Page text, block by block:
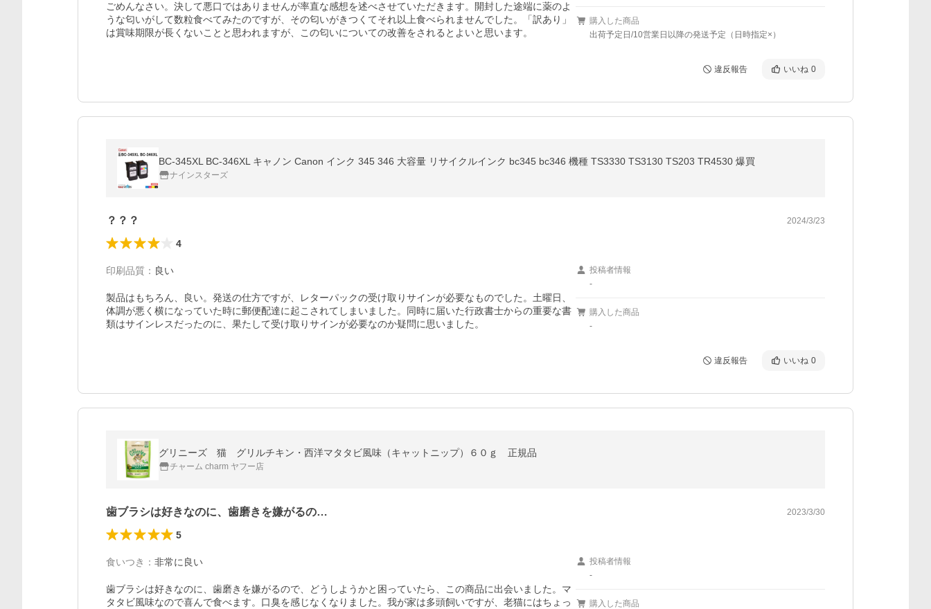
ごめんなさい。決して悪口ではありませんが率直な感想を述べさせていただきます。開封した途端に薬のよ
うな匂いがして数粒食べてみたのですが、その匂いがきつくてそれ以上食べられませんでした。「訳あり」
は賞味期限が長くないことと思われますが、この匂いについての改善をされるとよいと思います。
購入した商品
出荷予定日/10営業日以降の発送予定（日時指定×）
違反報告 いいね 0
BC-345XL BC-346XL キャノン Canon インク 345 346 大容量 リサイクルインク bc345 bc346 機種 TS3330 TS3130 TS203 TR4530 爆買
ナインスターズ
？？？ 2024/3/23
4
印刷品質 ： 良い
製品はもちろん、良い。発送の仕方ですが、レターパックの受け取りサインが必要なものでした。土曜日、
体調が悪く横になっていた時に郵便配達に起こされてしまいました。同時に届いた行政書士からの重要な書
類はサインレスだったのに、果たして受け取りサインが必要なのか疑問に思いました。
投稿者情報
-
購入した商品
-
違反報告 いいね 0
グリニーズ 猫 グリルチキン・西洋マタタビ風味（キャットニップ）６０ｇ 正規品
チャーム charm ヤフー店
歯ブラシは好きなのに、歯磨きを嫌がるの… 2023/3/30
5
食いつき ： 非常に良い
歯ブラシは好きなのに、歯磨きを嫌がるので、どうしようかと困っていたら、この商品に出会いました。マ
タタビ風味なので喜んで食べます。口臭を感じなくなりました。我が家は多頭飼いですが、老猫にはちょっ
投稿者情報
-
購入した商品